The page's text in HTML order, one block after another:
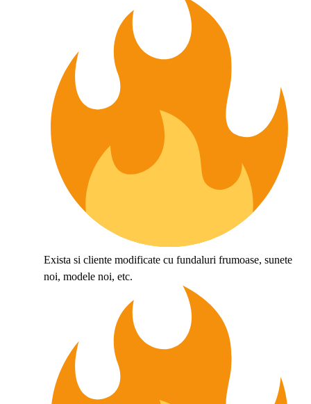
Exista si cliente modificate cu fundaluri frumoase, sunete
noi, modele noi, etc.